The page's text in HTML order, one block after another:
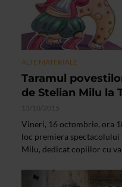
ALTE MATERIALE
Taramul
de Stelian Milu la
13/10/2015
Vineri, 16 octombrie, ora
loc premiera spectacolului
Milu, dedicat copiilor cu